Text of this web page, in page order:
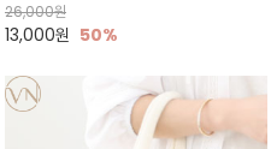
26,000원
13,000원 50%